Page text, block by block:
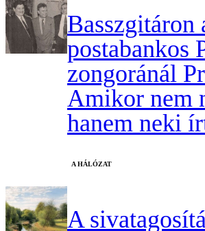
Basszgitáron
postabankos
zongoránál
Amikor nem
hanem neki
A HÁLÓZAT
A